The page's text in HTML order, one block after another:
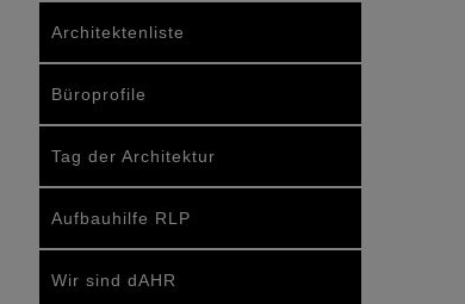
Architektenliste
Büroprofile
Tag der Architektur
Aufbauhilfe RLP
Wir sind dAHR